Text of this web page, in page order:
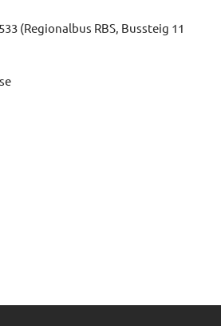
(Regionalbus RBS, Bussteig 11